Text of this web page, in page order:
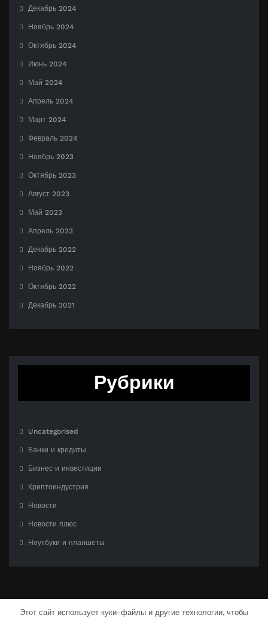
Декабрь 2024
Ноябрь 2024
Октябрь 2024
Июнь 2024
Май 2024
Апрель 2024
Март 2024
Февраль 2024
Ноябрь 2023
Октябрь 2023
Август 2023
Май 2023
Апрель 2023
Декабрь 2022
Ноябрь 2022
Октябрь 2022
Декабрь 2021
Рубрики
Uncategorised
Банки и кредиты
Бизнес и инвестиции
Криптоиндустрия
Новости
Новости плюс
Ноутбуки и планшеты
Этот сайт использует куки-файлы и другие технологии, чтобы